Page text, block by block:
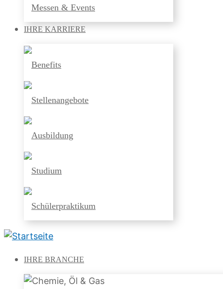
Messen & Events
IHRE KARRIERE
Benefits
Stellenangebote
Ausbildung
Studium
Schülerpraktikum
IHRE BRANCHE